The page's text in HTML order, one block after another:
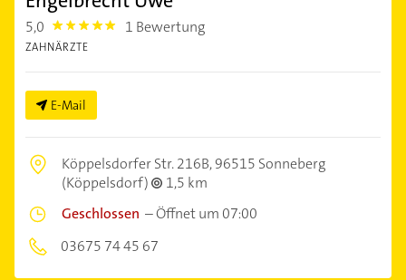
5,0 5.0 1 Bewertung
ZAHNÄRZTE
E-Mail
Köppelsdorfer Str. 216B,96515 Sonneberg
(Köppelsdorf)
1,5 km
Geschlossen –Öffnet um 07:00
03675 74 45 67